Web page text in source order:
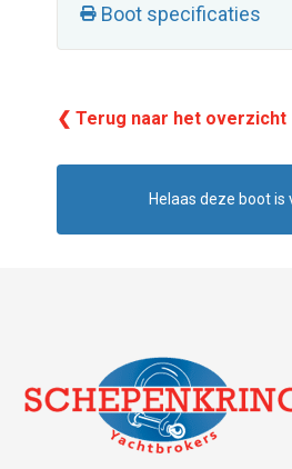
Boot specificaties
❮ Terug naar het overzicht
Helaas deze boot is